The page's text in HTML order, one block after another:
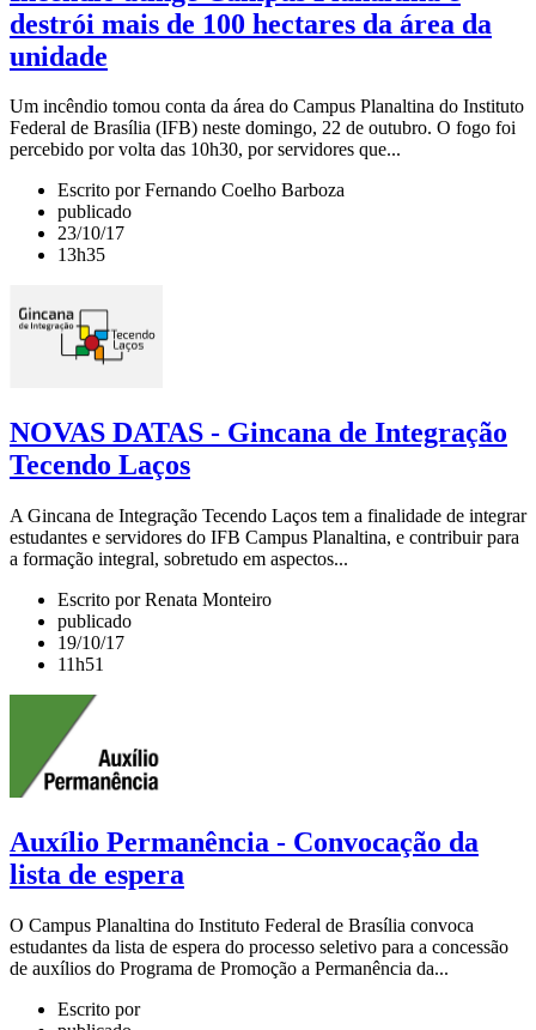
destrói mais de 100 hectares da área da
unidade
Um incêndio tomou conta da área do Campus Planaltina do Instituto
Federal de Brasília (IFB) neste domingo, 22 de outubro. O fogo foi
percebido por volta das 10h30, por servidores que...
Escrito por Fernando Coelho Barboza
publicado
23/10/17
13h35
NOVAS DATAS - Gincana de Integração
Tecendo Laços
A Gincana de Integração Tecendo Laços tem a finalidade de integrar
estudantes e servidores do IFB Campus Planaltina, e contribuir para
a formação integral, sobretudo em aspectos...
Escrito por Renata Monteiro
publicado
19/10/17
11h51
Auxílio Permanência - Convocação da
lista de espera
O Campus Planaltina do Instituto Federal de Brasília convoca
estudantes da lista de espera do processo seletivo para a concessão
de auxílios do Programa de Promoção a Permanência da...
Escrito por